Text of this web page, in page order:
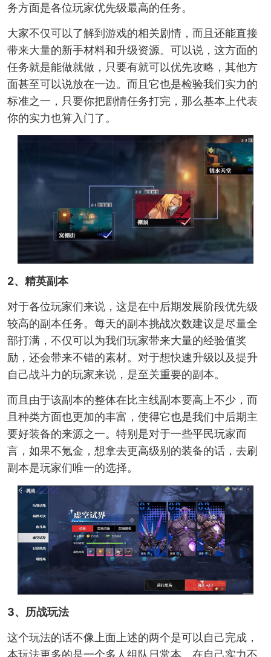
务方面是各位玩家优先级最高的任务。
大家不仅可以了解到游戏的相关剧情，而且还能直接
带来大量的新手材料和升级资源。可以说，这方面的
任务就是能做就做，只要有就可以优先攻略，其他方
面甚至可以说放在一边。而且它也是检验我们实力的
标准之一，只要你把剧情任务打完，那么基本上代表
你的实力也算入门了。
2、精英副本
对于各位玩家们来说，这是在中后期发展阶段优先级
较高的副本任务。每天的副本挑战次数建议是尽量全
部打满，不仅可以为我们玩家带来大量的经验值奖
励，还会带来不错的素材。对于想快速升级以及提升
自己战斗力的玩家来说，是至关重要的副本。
而且由于该副本的整体在比主线副本要高上不少，而
且种类方面也更加的丰富，使得它也是我们中后期主
要好装备的来源之一。特别是对于一些平民玩家而
言，如果不氪金，想拿去更高级别的装备的话，去刷
副本是玩家们唯一的选择。
3、历战玩法
这个玩法的话不像上面上述的两个是可以自己完成，
本玩法更多的是一个多人组队日常本。在自己实力不